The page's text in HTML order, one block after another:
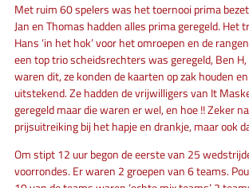
Met ruim 60 spelers was het toernooi prima
Jan en Thomas hadden alles prima geregeld. Het
Hans ‘in het hok’ voor het omroepen en de
een top trio scheidsrechters was geregeld, Ben
waren dit, ze konden de kaarten op zak houden
uitstekend. Ze hadden de vrijwilligers van It
geregeld maar die waren er wel, en hoe !! Zeker
prijsuitreiking bij het hapje en drankje, maar ook
Om stipt 12 uur begon de eerste van 25
voorrondes. Er waren 2 groepen van 6 teams.